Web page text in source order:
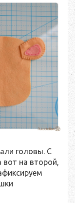
головы. С
на второй,